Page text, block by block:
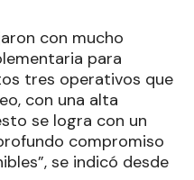
con mucho
para
tres operativos que
con una alta
se logra con un
compromiso
se indicó desde